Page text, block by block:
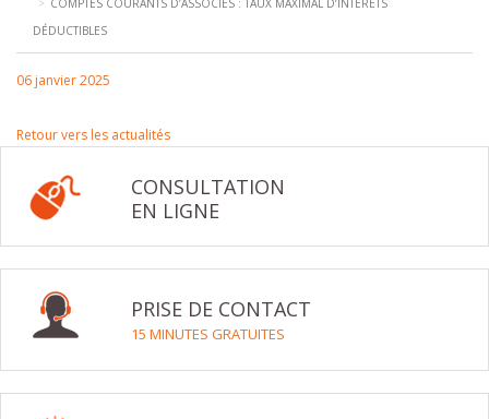
COMPTES COURANTS D’ASSOCIÉS : TAUX MAXIMAL D’INTÉRÊTS
DÉDUCTIBLES
06 janvier 2025
Retour vers les actualités
CONSULTATION
EN LIGNE
PRISE DE CONTACT
15 MINUTES GRATUITES